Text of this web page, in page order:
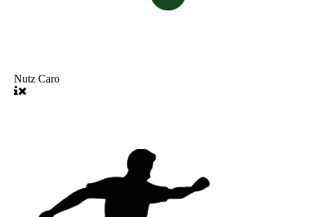
Nutz Caro